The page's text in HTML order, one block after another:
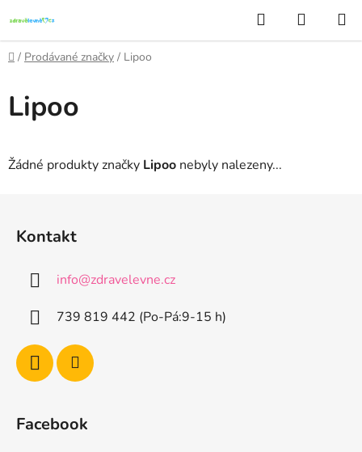
na
obsah
Hledat
KOŠÍK
Domů
/ Prodávané značky / Lipoo
Lipoo
Žádné produkty značky Lipoo nebyly nalezeny...
Kontakt
info@zdravelevne.cz
739 819 442 (Po-Pá:9-15 h)
Facebook